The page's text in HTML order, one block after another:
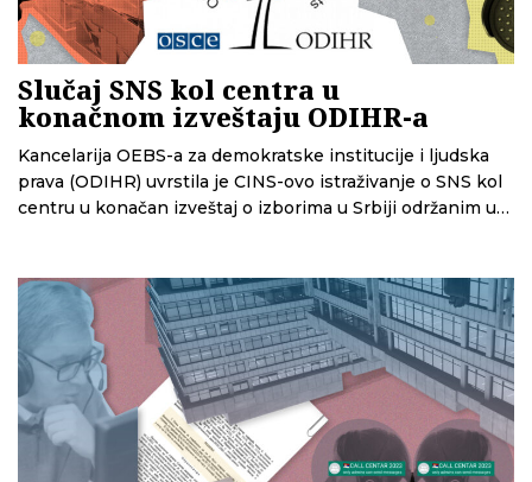
Slučaj SNS kol centra u
konačnom izveštaju ODIHR-a
Kancelarija OEBS-a za demokratske institucije i ljudska
prava (ODIHR) uvrstila je CINS-ovo istraživanje o SNS kol
centru u konačan izveštaj o izborima u Srbiji održanim u